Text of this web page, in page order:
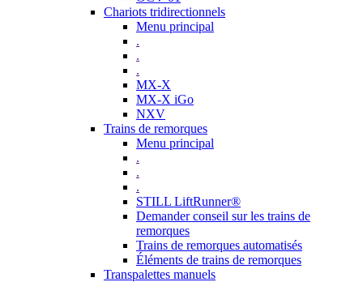
Chariots tridirectionnels
Menu principal
.
.
.
MX-X
MX-X iGo
NXV
Trains de remorques
Menu principal
.
.
.
STILL LiftRunner®
Demander conseil sur les trains de
remorques
Trains de remorques automatisés
Éléments de trains de remorques
Transpalettes manuels